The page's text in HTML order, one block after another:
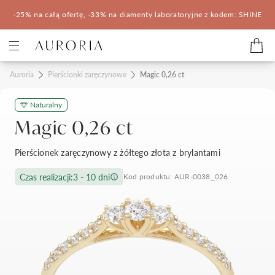
-25% na całą ofertę, -33% na diamenty laboratoryjne z kodem: SHINE
Kategorie
Pierścionki zaręczynowe
Pomocne
Konfigurator 3D
Salony Auroria
Salony Auroria
Salon Auroria Arkadia
Auroria Pierścionki zaręczynowe Magic 0,26 ct
Naturalny
Magic 0,26 ct
Pierścionek zaręczynowy z żółtego złota z brylantami
Czas realizacji:3 - 10 dni Kod produktu: AUR-0038_026